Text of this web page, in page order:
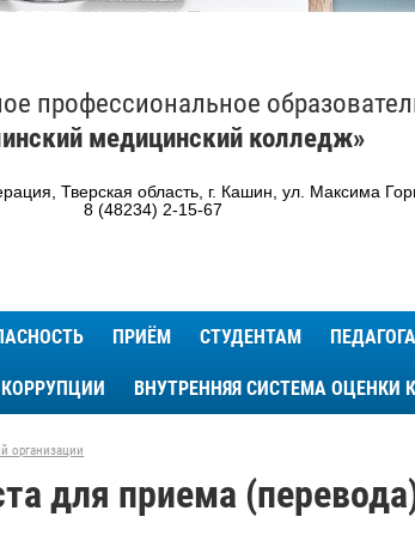
профессиональное
медицинский колледж»
Тверская область, г. Кашин, ул. Максима
8 (48234) 2-15-67
ПРИЁМ СТУДЕНТАМ
ВНУТРЕННЯЯ СИСТЕМА ОЦЕНКИ
организации
для приема